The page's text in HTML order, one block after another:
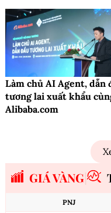
Làm chủ AI Agent, dẫn
tương lai xuất khẩu
Alibaba.com
GIÁ VÀNG
PNJ